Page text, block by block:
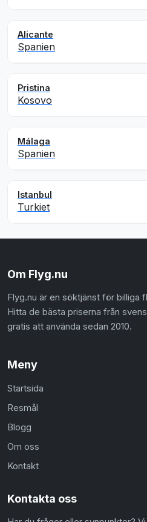
Alicante
Spanien
Pristina
Kosovo
Málaga
Spanien
Istanbul
Turkiet
Om Flyg.nu
Flyg.nu är en söktjänst för billiga
Hitta de bästa priserna från
gratis att använda sedan 2010.
Meny
Startsida
Resmål
Blogg
Om oss
Kontakt
Kontakta oss